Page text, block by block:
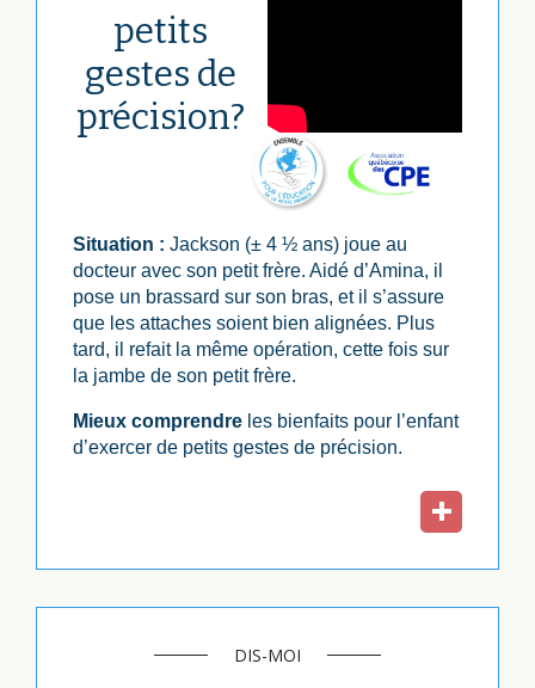
petits
gestes de
précision?
Situation : Jackson (± 4 ½ ans) joue au
docteur avec son petit frère. Aidé d’Amina, il
pose un brassard sur son bras, et il s’assure
que les attaches soient bien alignées. Plus
tard, il refait la même opération, cette fois sur
la jambe de son petit frère.
Mieux comprendre les bienfaits pour l’enfant
d’exercer de petits gestes de précision.
DIS-MOI